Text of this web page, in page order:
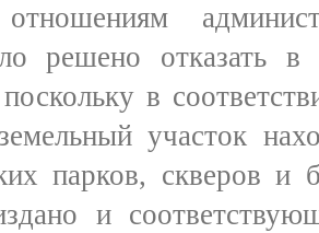
решено отказать в
в
участок
парков, скверов и
и